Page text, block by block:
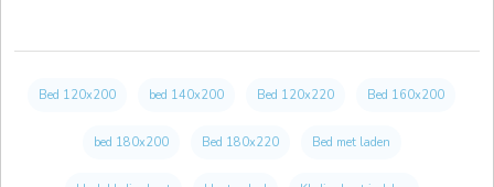
Bed 120x200 bed 140x200 Bed 120x220 Bed 160x200
bed 180x200 Bed 180x220 Bed met laden